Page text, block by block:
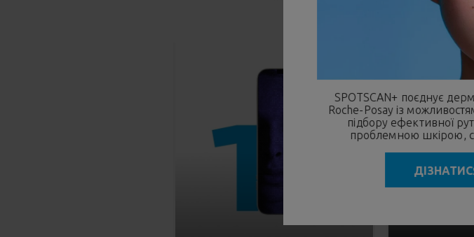
SPOTSCAN+ поєднує
Roche-Posay із
підбору ефективної
проблемною шкірою,
використання двічі